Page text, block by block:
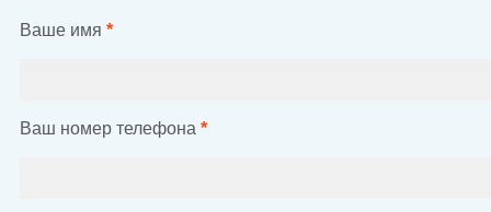
Ваше имя *
Ваш номер телефона *